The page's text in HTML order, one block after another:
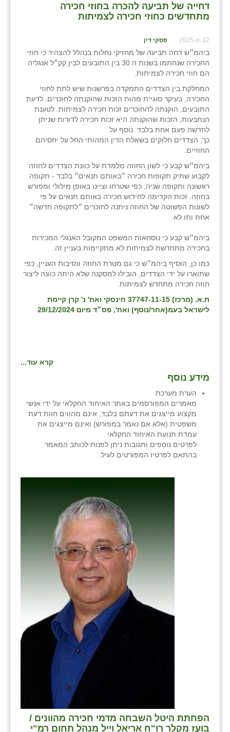
דחייה של תביעה להכרה בחוזי חכירה
מתחדשים כחוזי חכירה לצמיתות
12 ינו 2025 פסקי דין
ביהמ״ש דחה תביעה של מחזיקי נחלות בנהלל להצהיר כי חוזי
החכירה שנחתמו בשנות ה 30 בין התובעים לבין קק״ל אנגליה
הם חוזי חכירה לצמיתות.
המחלקת בין הצדדים התמקדה בפרשנות שיש לתת לחוזי
החכירה, בעיקר סוגיית מהות הזכות שהוקנתה לחוכרים. לדעת
התובעים, הוקנתה להחוכרים זכות חכירה לצמיתות. לטענת
הנתבעות, הזכות שהוקנתה היא זכות חכירה לדורות שניתן
לחדשה פעם אחת בלבד. נוסף על
כך, הצדדים חלוקים בשאלת הדין המהותי החל על יחסיהם
החוזיים.
ביהמ״ש קבע כי לשון החוזה מלמדת על כוונת הצדדים לחוזה
לקבוע שתיק תקופות חכירה ״באותם תנאים״ בלבד - תקופה
ראשונה ותקופה שניה, כפי שטרחו וציינו באופן מילולי ומפורש
בחוזה. זכות הקדימה לחידוש חכירה באותם תנאים על פי
לשונות הפשוטה של החוזה ניתנה לחוכרים ״לתקופה חדשה״
אחת ותו לא.
ביהמ״ש קבע כי נוסחאות המשפט המקובל האנגלי המכירות
בחכירה מתחדשת לצמיתות לא מתקיימות בעניין זה.
כמו כן, הוסיף ביהמ״ש כי גם מטרת החוזה ונסיבות העניין, כפי
שתוארו על ידי הצדדים, הובילו למסקנה שלא היתה כוונה ליצור
חוזה חכירה מתחדש לצמיתות.
ת.א. (מרכז) 37747-11-15 חינסקי ואח' נ' קרן קיימת
לישראל בעמ(אחר/נוסף) ואח', פס״ד מיום 29/12/2024
קרא עוד...
מידע נוסף
הערת מערכת
מאמרים המפורסמים באתר האיחוד החקלאי על ידי אנשי
מקצוע מייצגים את דעתם בלבד, אינם מהווים חוות דעת
משפטית (אלא אם נאמר במפורש) ואינם מייצגים את
עמדת תנועת האיחוד החקלאי .
לפרטים נוספים ותגובות ניתן לפנות לכותב המאמר
בהתאם לפרטיו המפורטים לעיל.
הפחתת היטל השבחה מדמי חכירה מהוונים /
בועז מקלר רו"ח אריאל וייל מנהל תחום רמ"י
כפר אביב
כפר מישר
כפר מע״ש
כפר מרדכי
כפר סבא (אגרא)
כפר שמריהו
מגשימים
מישר
מכורה
נאות הכיכר
נווה אטי״ב
ניר צבי
עמרים
קורנית
רימונים